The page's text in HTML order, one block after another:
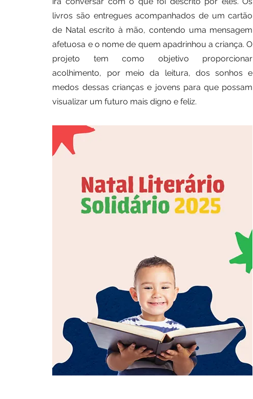
livros são entregues acompanhados de um cartão
de Natal escrito à mão, contendo uma mensagem
afetuosa e o nome de quem apadrinhou a criança. O
projeto tem como objetivo proporcionar
acolhimento, por meio da leitura, dos sonhos e
medos dessas crianças e jovens para que possam
visualizar um futuro mais digno e feliz.